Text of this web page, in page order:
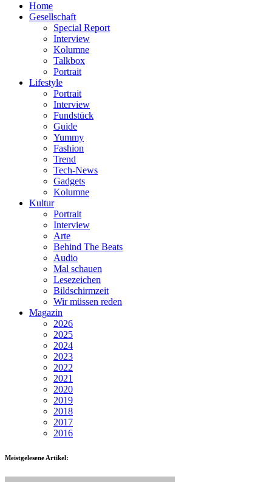
Home
Gesellschaft
Special Report
Interview
Kolumne
Talkbox
Portrait
Lifestyle
Portrait
Interview
Fundstück
Guide
Yummy
Fashion
Trend
Tech-News
Gadgets
Kolumne
Kultur
Portrait
Interview
Arte
Behind The Beats
Audio
Mal schauen
Lesezeichen
Bildschirmzeit
Wir müssen reden
Magazin
2026
2025
2024
2023
2022
2021
2020
2019
2018
2017
2016
Meistgelesene Artikel: